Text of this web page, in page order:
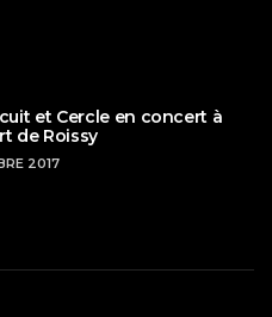
et Cercle en concert à
de Roissy
2017